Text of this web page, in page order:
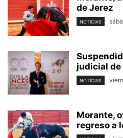
de Jerez
NOTICIAS
judicial de
NOTICIAS
Morante,
regreso a